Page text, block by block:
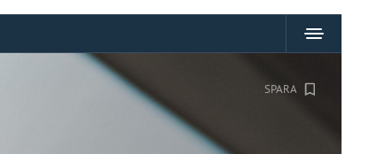
SPARA